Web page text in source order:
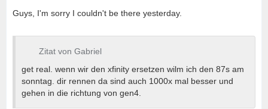
Guys, I'm sorry I couldn't be there yesterday.
Zitat von Gabriel
get real. wenn wir den xfinity ersetzen wilm ich den 87s am
sonntag. dir rennen da sind auch 1000x mal besser und
gehen in die richtung von gen4.